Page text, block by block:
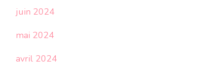
juin 2024
mai 2024
avril 2024